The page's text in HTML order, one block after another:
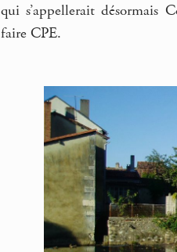
qui s’appellerait désormais
faire CPE.